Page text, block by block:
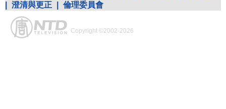
澄清與更正 倫理委員會
Copyright ©2002-2026